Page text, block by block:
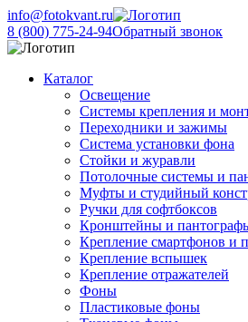
info@fotokvant.ru
8 (800) 775-24-94Обратный звонок
Каталог
Освещение
Системы крепления и
Переходники и зажимы
Система установки фона
Стойки и журавли
Потолочные системы и
Муфты и студийный
Ручки для софтбоксов
Кронштейны и
Крепление смартфонов и
Крепление вспышек
Крепление отражателей
Фоны
Пластиковые фоны